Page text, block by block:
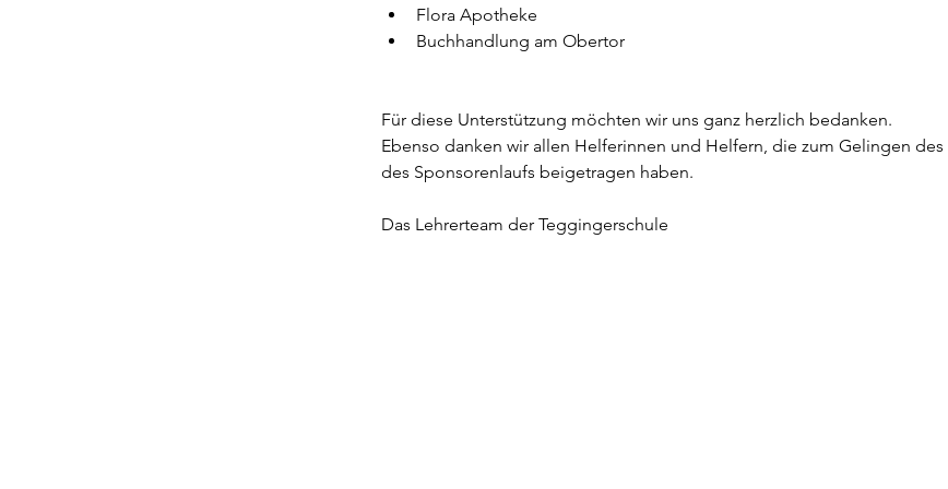
Flora Apotheke
Buchhandlung am Obertor
Für diese Unterstützung möchten wir uns ganz herzlich bedanken.
Ebenso danken wir allen Helferinnen und Helfern, die zum Gelingen des
des Sponsorenlaufs beigetragen haben.
Das Lehrerteam der Teggingerschule